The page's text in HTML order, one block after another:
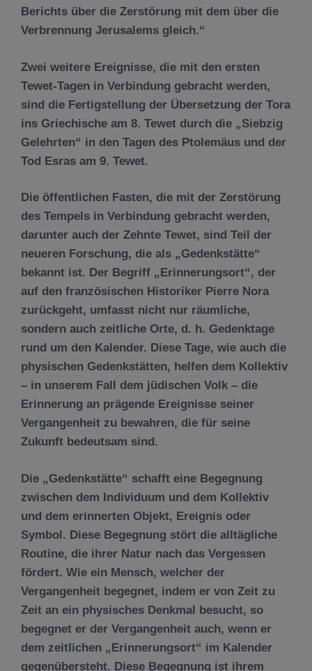
Berichts über die Zerstörung mit dem über die
Verbrennung Jerusalems gleich.“
Zwei weitere Ereignisse, die mit den ersten
Tewet-Tagen in Verbindung gebracht werden,
sind die Fertigstellung der Übersetzung der Tora
ins Griechische am 8. Tewet durch die „Siebzig
Gelehrten“ in den Tagen des Ptolemäus und der
Tod Esras am 9. Tewet.
Die öffentlichen Fasten, die mit der Zerstörung
des Tempels in Verbindung gebracht werden,
darunter auch der Zehnte Tewet, sind Teil der
neueren Forschung, die als „Gedenkstätte“
bekannt ist. Der Begriff „Erinnerungsort“, der
auf den französischen Historiker Pierre Nora
zurückgeht, umfasst nicht nur räumliche,
sondern auch zeitliche Orte, d. h. Gedenktage
rund um den Kalender. Diese Tage, wie auch die
physischen Gedenkstätten, helfen dem Kollektiv
– in unserem Fall dem jüdischen Volk – die
Erinnerung an prägende Ereignisse seiner
Vergangenheit zu bewahren, die für seine
Zukunft bedeutsam sind.
Die „Gedenkstätte“ schafft eine Begegnung
zwischen dem Individuum und dem Kollektiv
und dem erinnerten Objekt, Ereignis oder
Symbol. Diese Begegnung stört die alltägliche
Routine, die ihrer Natur nach das Vergessen
fördert. Wie ein Mensch, welcher der
Vergangenheit begegnet, indem er von Zeit zu
Zeit an ein physisches Denkmal besucht, so
begegnet er der Vergangenheit auch, wenn er
dem zeitlichen „Erinnerungsort“ im Kalender
gegenübersteht. Diese Begegnung ist ihrem